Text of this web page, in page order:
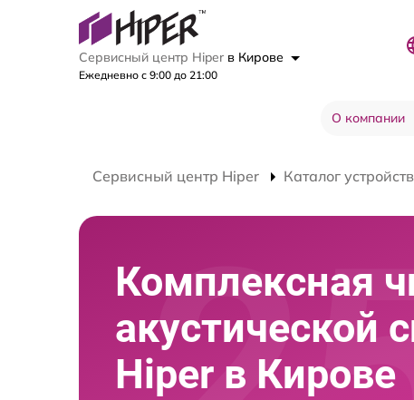
Сервисный центр Hiper в Кирове
Ежедневно с 9:00 до 21:00
О компании
Сервисный центр Hiper Каталог устройств
Комплексная
акустической
Hiper в Кирове